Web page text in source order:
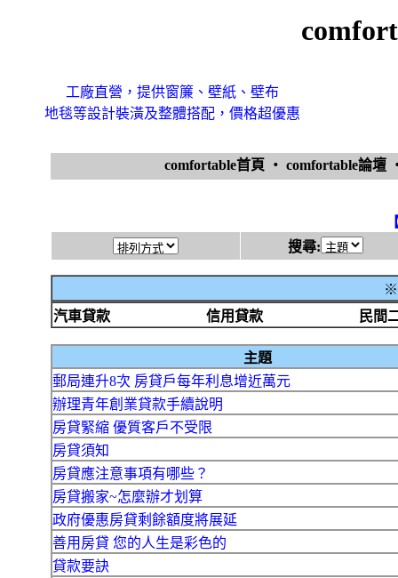
工廠直營，提供窗簾、壁紙、壁布
地毯等設計裝潢及整體搭配，價格超優惠
comfortable首頁 ‧ comfortable論壇
搜尋:
※
汽車貸款
信用貸款 民間
主題
郵局連升8次 房貸戶每年利息增近萬元
辦理青年創業貸款手續說明
房貸緊縮 優質客戶不受限
房貸須知
房貸應注意事項有哪些？
房貸搬家~怎麼辦才划算
政府優惠房貸剩餘額度將展延
善用房貸 您的人生是彩色的
貸款要訣